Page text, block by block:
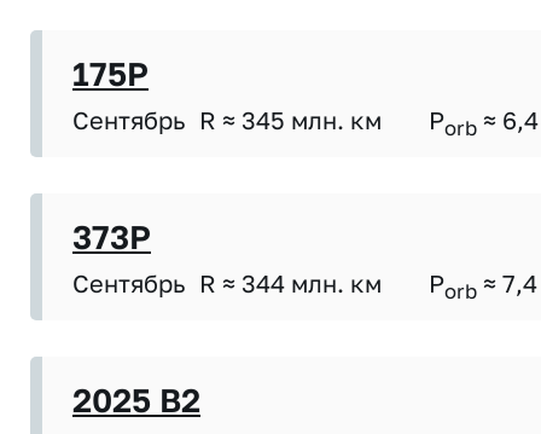
175P
Сентябрь R ≈ 345 млн. км Porb ≈ 6,4
373P
Сентябрь R ≈ 344 млн. км Porb ≈ 7,4
2025 B2